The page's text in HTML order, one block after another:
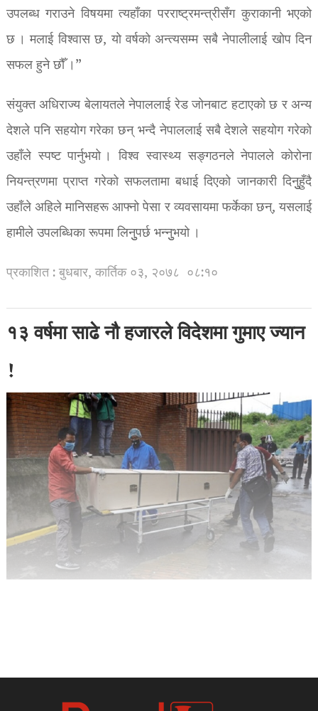
उपलब्ध गराउने विषयमा त्यहाँका परराष्ट्रमन्त्रीसँग कुराकानी भएको
छ । मलाई विश्वास छ, यो वर्षको अन्त्यसम्म सबै नेपालीलाई खोप दिन
सफल हुने छौँ ।”
संयुक्त अधिराज्य बेलायतले नेपाललाई रेड जोनबाट हटाएको छ र अन्य
देशले पनि सहयोग गरेका छन् भन्दै नेपाललाई सबै देशले सहयोग गरेको
उहाँले स्पष्ट पार्नुभयो । विश्व स्वास्थ्य सङ्गठनले नेपालले कोरोना
नियन्त्रणमा प्राप्त गरेको सफलतामा बधाई दिएको जानकारी दिनुुहुँदै
उहाँले अहिले मानिसहरू आफ्नो पेसा र व्यवसायमा फर्केका छन्, यसलाई
हामीले उपलब्धिका रूपमा लिनुुपर्छ भन्नुुभयो ।
प्रकाशित : बुधबार, कार्तिक ०३, २०७८ ०८:१०
१३ वर्षमा साढे नौ हजारले विदेशमा गुमाए ज्यान
!